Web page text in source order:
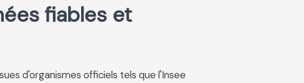
fiables et
d'organismes officiels tels que l'Insee